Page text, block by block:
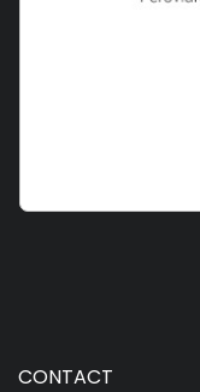
CONTACT